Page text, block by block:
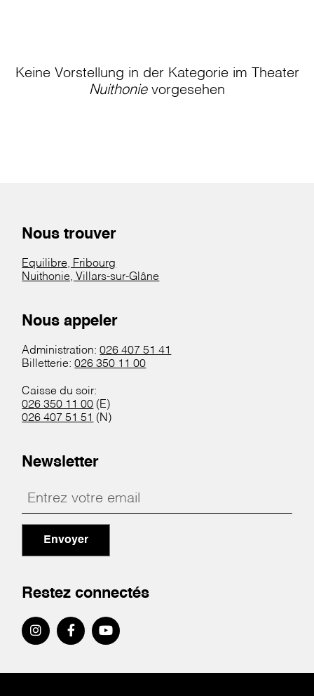
Keine Vorstellung in der Kategorie im Theater
Nuithonievorgesehen
Nous trouver
Equilibre, Fribourg
Nuithonie, Villars-sur-Glâne
Nous appeler
Administration:026 407 51 41
Billetterie:026 350 11 00
Caisse du soir:
026 350 11 00 (E)
026 407 51 51 (N)
Newsletter
Envoyer
Restez connectés